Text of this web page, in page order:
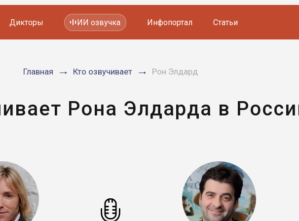
Мультфильмов
Дикторы ИИ озвучка Инфопортал Статьи
Главная Кто озвучивает Рон Элдард
Рона Элдарда в